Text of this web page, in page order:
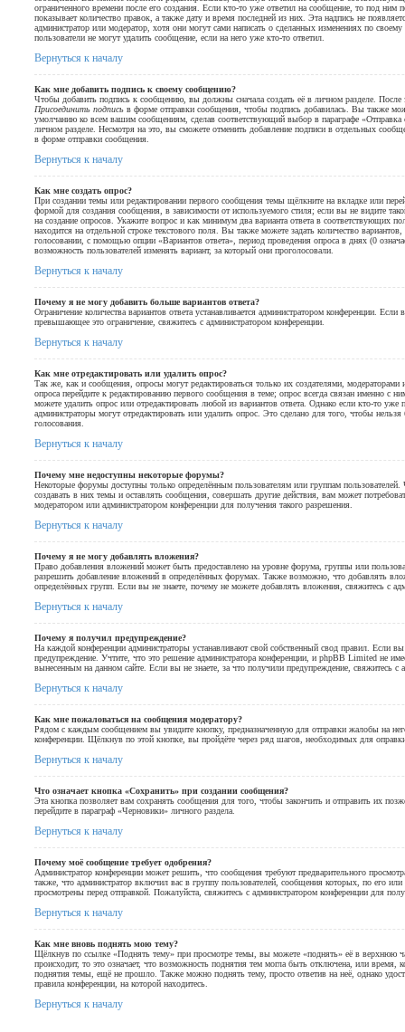
ограниченного времени после его создания. Если кто-то уже ответил на сообщение, то под ним
показывает количество правок, а также дату и время последней из них. Эта надпись не
администратор или модератор, хотя они могут сами написать о сделанных изменениях по
пользователи не могут удалить сообщение, если на него уже кто-то ответил.
Вернуться к началу
Как мне добавить подпись к своему сообщению?
Чтобы добавить подпись к сообщению, вы должны сначала создать её в личном разделе.
Присоединить подпись в форме отправки сообщения, чтобы подпись добавилась. Вы также
умолчанию ко всем вашим сообщениям, сделав соответствующий выбор в параграфе
личном разделе. Несмотря на это, вы сможете отменить добавление подписи в отдельных
в форме отправки сообщения.
Вернуться к началу
Как мне создать опрос?
При создании темы или редактировании первого сообщения темы щёлкните на вкладке или
формой для создания сообщения, в зависимости от используемого стиля; если вы не видите
на создание опросов. Укажите вопрос и как минимум два варианта ответа в соответствующих
находится на отдельной строке текстового поля. Вы также можете задать количество
голосовании, с помощью опции «Вариантов ответа», период проведения опроса в днях (0
возможность пользователей изменять вариант, за который они проголосовали.
Вернуться к началу
Почему я не могу добавить больше вариантов ответа?
Ограничение количества вариантов ответа устанавливается администратором конференции.
превышающее это ограничение, свяжитесь с администратором конференции.
Вернуться к началу
Как мне отредактировать или удалить опрос?
Так же, как и сообщения, опросы могут редактироваться только их создателями, модераторами
опроса перейдите к редактированию первого сообщения в теме; опрос всегда связан именно с
можете удалить опрос или отредактировать любой из вариантов ответа. Однако если кто-то
администраторы могут отредактировать или удалить опрос. Это сделано для того, чтобы
голосования.
Вернуться к началу
Почему мне недоступны некоторые форумы?
Некоторые форумы доступны только определённым пользователям или группам
создавать в них темы и оставлять сообщения, совершать другие действия, вам может
модератором или администратором конференции для получения такого разрешения.
Вернуться к началу
Почему я не могу добавлять вложения?
Право добавления вложений может быть предоставлено на уровне форума, группы или
разрешить добавление вложений в определённых форумах. Также возможно, что добавлять
определённых групп. Если вы не знаете, почему не можете добавлять вложения, свяжитесь с
Вернуться к началу
Почему я получил предупреждение?
На каждой конференции администраторы устанавливают свой собственный свод правил. Если
предупреждение. Учтите, что это решение администратора конференции, и phpBB Limited не
вынесенным на данном сайте. Если вы не знаете, за что получили предупреждение, свяжитесь с
Вернуться к началу
Как мне пожаловаться на сообщения модератору?
Рядом с каждым сообщением вы увидите кнопку, предназначенную для отправки жалобы на
конференции. Щёлкнув по этой кнопке, вы пройдёте через ряд шагов, необходимых для
Вернуться к началу
Что означает кнопка «Сохранить» при создании сообщения?
Эта кнопка позволяет вам сохранять сообщения для того, чтобы закончить и отправить их
перейдите в параграф «Черновики» личного раздела.
Вернуться к началу
Почему моё сообщение требует одобрения?
Администратор конференции может решить, что сообщения требуют предварительного
также, что администратор включил вас в группу пользователей, сообщения которых, по его
просмотрены перед отправкой. Пожалуйста, свяжитесь с администратором конференции для
Вернуться к началу
Как мне вновь поднять мою тему?
Щёлкнув по ссылке «Поднять тему» при просмотре темы, вы можете «поднять» её в верхнюю
происходит, то это означает, что возможность поднятия тем могла быть отключена, или время,
поднятия темы, ещё не прошло. Также можно поднять тему, просто ответив на неё, однако
правила конференции, на которой находитесь.
Вернуться к началу